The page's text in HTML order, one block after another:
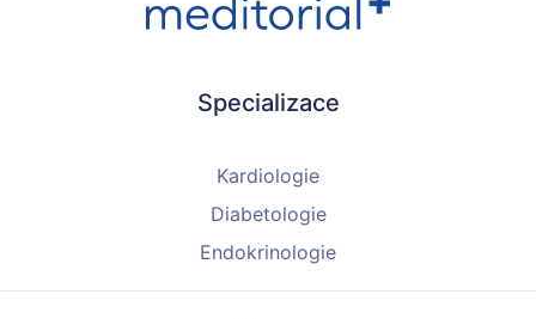
Specializace
Kardiologie
Diabetologie
Endokrinologie